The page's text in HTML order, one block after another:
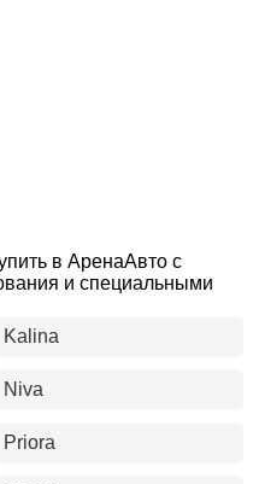
в АренаАвто с
и специальными
Kalina
Niva
Priora